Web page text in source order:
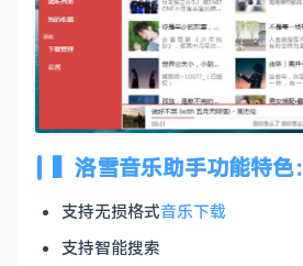
▍洛雪音乐助手功能特色：
支持无损格式音乐下载
支持智能搜索